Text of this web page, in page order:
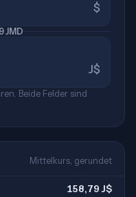
$
JMD
J$
Beide Felder sind
Mittelkurs, gerundet
158,79 J$